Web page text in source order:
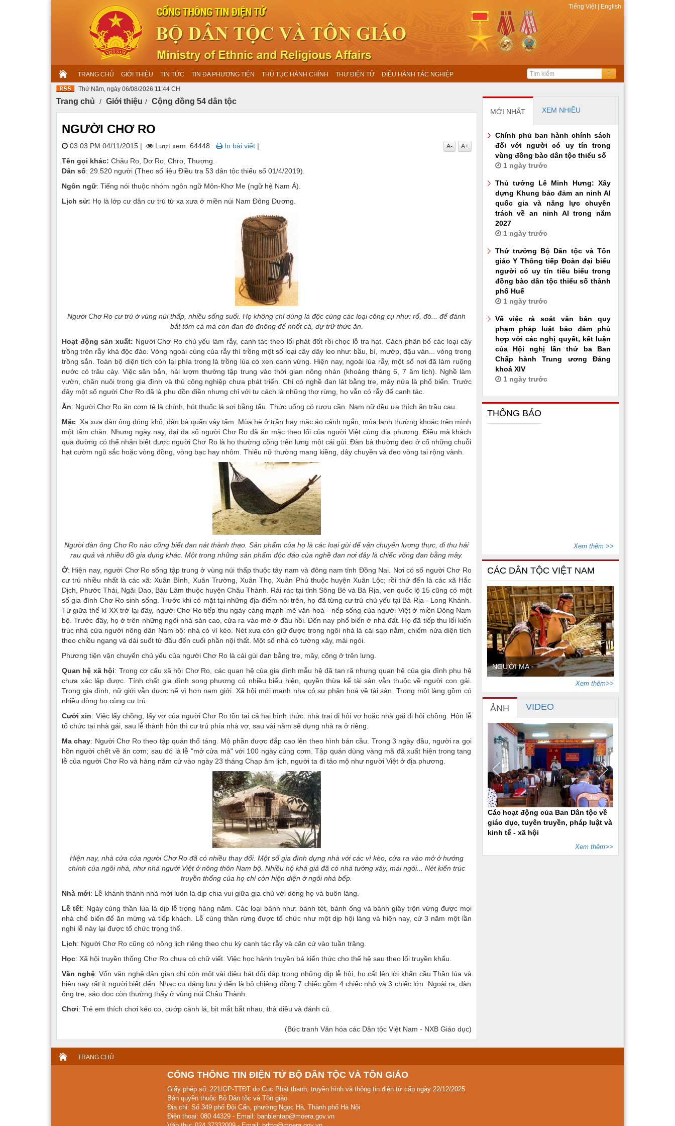
Tiếng Việt English
TRANG CHỦ GIỚI THIỆU TIN TỨC TIN ĐA PHƯƠNG TIỆN THỦ TỤC HÀNH CHÍNH THƯ ĐIỆN TỬ ĐIỀU HÀNH TÁC NGHIỆP
Thứ Năm, ngày 06/08/2026 11:44 CH
Trang chủ Giới thiệu Cộng đồng 54 dân tộc
NGƯỜI CHƠ RO
03:03 PM 04/11/2015 | Lượt xem: 64448 In bài viết | A+
A-
Tên gọi khác: Châu Ro, Dơ Ro, Chro, Thượng.
Dân số: 29.520 người (Theo số liệu Điều tra 53 dân tộc thiểu số 01/4/2019).
Ngôn ngữ: Tiếng nói thuộc nhóm ngôn ngữ Môn-Khơ Me (ngữ hệ Nam Á).
Lịch sử: Họ là lớp cư dân cư trú từ xa xưa ở miền núi Nam Ðông Dương.
Người Chơ Ro cư trú ở vùng núi thấp, nhiều sống suối. Họ không chỉ dùng lá độc cùng các loại công cụ như: rổ, đó... để đánh
bắt tôm cá mà còn đan đó đnông để nhốt cá, dự trữ thức ăn.
Hoạt động sản xuất: Người Chơ Ro chủ yếu làm rẫy, canh tác theo lối phát đốt rồi chọc lỗ tra hạt. Cách phân bố các loại cây
trồng trên rẫy khá độc đáo. Vòng ngoài cùng của rẫy thì trồng một số loại cây dây leo như: bầu, bí, mướp, đậu ván... vòng trong
trồng sắn. Toàn bộ diện tích còn lại phía trong là trồng lúa có xen canh vừng. Hiện nay, ngoài lúa rẫy, một số nơi đã làm ruộng
nước có trâu cày. Việc săn bắn, hái lượm thường tập trung vào thời gian nông nhàn (khoảng tháng 6, 7 âm lịch). Nghề làm
vườn, chăn nuôi trong gia đình và thủ công nghiệp chưa phát triển. Chỉ có nghề đan lát bằng tre, mây nứa là phổ biến. Trước
đây một số người Chơ Ro đã là phu đồn điền nhưng chỉ với tư cách là những thợ rừng, họ vẫn có rẫy để canh tác.
Ăn: Người Chơ Ro ăn cơm tẻ là chính, hút thuốc lá sợi bằng tẩu. Thức uống có rượu cần. Nam nữ đều ưa thích ăn trầu cau.
Mặc: Xa xưa đàn ông đóng khố, đàn bà quấn váy tấm. Mùa hè ở trần hay mặc áo cánh ngắn, mùa lạnh thường khoác trên mình
một tấm chăn. Nhưng ngày nay, đại đa số người Chơ Ro đã ăn mặc theo lối của người Việt cùng địa phương. Ðiều mà khách
qua đường có thể nhận biết được người Chơ Ro là họ thường cõng trên lưng một cái gùi. Ðàn bà thường đeo ở cổ những chuỗi
hạt cườm ngũ sắc hoặc vòng đồng, vòng bạc hay nhôm. Thiếu nữ thường mang kiềng, dây chuyền và đeo vòng tai rộng vành.
Người đàn ông Chơ Ro nào cũng biết đan nát thành thạo. Sản phẩm của họ là các loại gùi để vận chuyển lương thực, đi thu hái
rau quả và nhiều đồ gia dụng khác. Một trong những sản phẩm độc đáo của nghề đan nơi đây là chiếc võng đan bằng mây.
Ở: Hiện nay, người Chơ Ro sống tập trung ở vùng núi thấp thuộc tây nam và đông nam tỉnh Ðồng Nai. Nơi có số người Chơ Ro
cư trú nhiều nhất là các xã: Xuân Bình, Xuân Trường, Xuân Thọ, Xuân Phú thuộc huyện Xuân Lộc; rồi thứ đến là các xã Hắc
Dịch, Phước Thái, Ngãi Dao, Bàu Lâm thuộc huyện Châu Thành. Rải rác tại tỉnh Sông Bé và Bà Rịa, ven quốc lộ 15 cũng có một
số gia đình Chơ Ro sinh sống. Trước khi có mặt tại những địa điểm nói trên, họ đã từng cư trú chủ yếu tại Bà Rịa - Long Khánh.
Từ giữa thế kỉ XX trở lại đây, người Chơ Ro tiếp thu ngày càng mạnh mẽ văn hoá - nếp sống của người Việt ở miền Ðông Nam
bộ. Trước đây, họ ở trên những ngôi nhà sàn cao, cửa ra vào mở ở đầu hồi. Ðến nay phổ biến ở nhà đất. Họ đã tiếp thu lối kiến
trúc nhà cửa người nông dân Nam bộ: nhà có vì kèo. Nét xưa còn giữ được trong ngôi nhà là cái sạp nằm, chiếm nửa diện tích
theo chiều ngang và dài suốt từ đầu đến cuối phần nội thất. Một số nhà có tường xây, mái ngói.
Phương tiện vận chuyển chủ yếu của người Chơ Ro là cái gùi đan bằng tre, mây, cõng ở trên lưng.
Quan hệ xã hội: Trong cơ cấu xã hội Chơ Ro, các quan hệ của gia đình mẫu hệ đã tan rã nhưng quan hệ của gia đình phụ hệ
chưa xác lập được. Tính chất gia đình song phương có nhiều biểu hiện, quyền thừa kế tài sản vẫn thuộc về người con gái.
Trong gia đình, nữ giới vẫn được nể vì hơn nam giới. Xã hội mới manh nha có sự phân hoá về tài sản. Trong một làng gồm có
nhiều dòng họ cùng cư trú.
Cưới xin: Việc lấy chồng, lấy vợ của người Chơ Ro tồn tại cả hai hình thức: nhà trai đi hỏi vợ hoặc nhà gái đi hỏi chồng. Hôn lễ
tổ chức tại nhà gái, sau lễ thành hôn thì cư trú phía nhà vợ, sau vài năm sẽ dựng nhà ra ở riêng.
Ma chay: Người Chơ Ro theo tập quán thổ táng. Mộ phần được đắp cao lên theo hình bán cầu. Trong 3 ngày đầu, người ra gọi
hồn người chết về ăn cơm; sau đó là lễ "mở cửa mả" với 100 ngày cúng cơm. Tập quán dùng vàng mã đã xuất hiện trong tang
lễ của người Chơ Ro và hàng năm cứ vào ngày 23 tháng Chạp âm lịch, người ta đi tảo mộ như người Việt ở địa phương.
Hiện nay, nhà cửa của người Chơ Ro đã có nhiều thay đổi. Một số gia đình dựng nhà với các vì kèo, cửa ra vào mở ở hướng
chính của ngôi nhà, như nhà người Việt ở nông thôn Nam bộ. Nhiều hộ khá giả đã có nhà tường xây, mái ngói... Nét kiến trúc
truyền thống của họ chỉ còn hiện diện ở ngôi nhà bếp.
Nhà mới: Lễ khánh thành nhà mới luôn là dịp chia vui giữa gia chủ với dòng họ và buôn làng.
Lễ tết: Ngày cúng thần lúa là dịp lễ trọng hàng năm. Các loại bánh như: bánh tét, bánh ống và bánh giầy trộn vừng được mọi
nhà chế biến để ăn mừng và tiếp khách. Lễ cúng thần rừng được tổ chức như một dịp hội làng và hiện nay, cứ 3 năm một lần
nghi lễ này lại được tổ chức trọng thể.
Lịch: Người Chơ Ro cũng có nông lịch riêng theo chu kỳ canh tác rẫy và căn cứ vào tuần trăng.
Học: Xã hội truyền thống Chơ Ro chưa có chữ viết. Việc học hành truyền bá kiến thức cho thế hệ sau theo lối truyền khẩu.
Văn nghệ: Vốn văn nghệ dân gian chỉ còn một vài điệu hát đối đáp trong những dịp lễ hội, họ cất lên lời khẩn cầu Thần lúa và
hiện nay rất ít người biết đến. Nhạc cụ đáng lưu ý đến là bộ chiêng đồng 7 chiếc gồm 4 chiếc nhỏ và 3 chiếc lớn. Ngoài ra, đàn
ống tre, sáo dọc còn thường thấy ở vùng núi Châu Thành.
Chơi: Trẻ em thích chơi kéo co, cướp cành lá, bịt mắt bắt nhau, thả diều và đánh cù.
(Bức tranh Văn hóa các Dân tộc Việt Nam - NXB Giáo dục)
MỚI NHẤT XEM NHIỀU
Chính phủ ban hành chính sách
đối với người có uy tín trong
vùng đồng bào dân tộc thiểu số
1 ngày trước
Thủ tướng Lê Minh Hưng: Xây
dựng Khung bảo đảm an ninh AI
quốc gia và năng lực chuyên
trách về an ninh AI trong năm
2027
1 ngày trước
Thứ trưởng Bộ Dân tộc và Tôn
giáo Y Thông tiếp Đoàn đại biểu
người có uy tín tiêu biểu trong
đồng bào dân tộc thiểu số thành
phố Huế
1 ngày trước
Về việc rà soát văn bản quy
phạm pháp luật bảo đảm phù
hợp với các nghị quyết, kết luận
của Hội nghị lần thứ ba Ban
Chấp hành Trung ương Đảng
khoá XIV
1 ngày trước
THÔNG BÁO
thuộc lĩnh vực dân tộc, tín ngưỡng, tôn
giáo (15/07/2026)
Bộ Dân tộc và Tôn giáo ban hành
Thông tư số 02/2026/TT-BDTTG
(10/06/2026)
Xem thêm >>
CÁC DÂN TỘC VIỆT NAM
NGƯỜI MẠ
Xem thêm>>
ẢNH VIDEO
Các hoạt động của Ban Dân tộc về
giáo dục, tuyên truyền, pháp luật và
kinh tế - xã hội
Xem thêm>>
TRANG CHỦ
CỔNG THÔNG TIN ĐIỆN TỬ BỘ DÂN TỘC VÀ TÔN GIÁO
Giấy phép số: 221/GP-TTĐT do Cục Phát thanh, truyền hình và thông tin điện tử cấp ngày 22/12/2025
Bản quyền thuộc Bộ Dân tộc và Tôn giáo
Địa chỉ: Số 349 phố Đội Cấn, phường Ngọc Hà, Thành phố Hà Nội
Điện thoại: 080 44329 - Email: banbientap@moera.gov.vn